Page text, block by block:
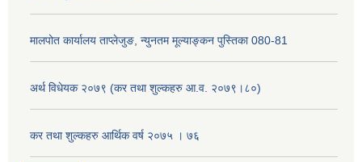
मालपोत कार्यालय ताप्लेजुङ, न्युनतम मूल्याङ्कन पुस्तिका 080-81
अर्थ विधेयक २०७९ (कर तथा शुल्कहरु आ.व. २०७९।८०)
कर तथा शुल्कहरु आर्थिक वर्ष २०७५ । ७६